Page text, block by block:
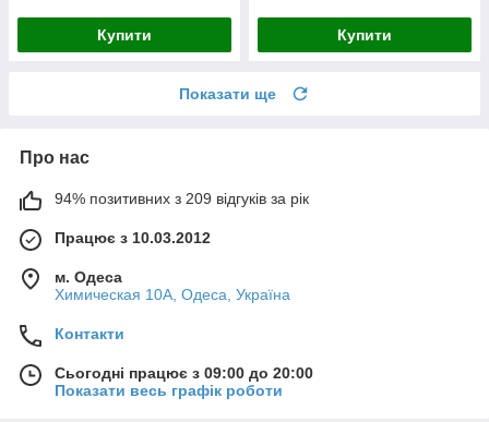
Купити Купити
Показати ще
Про нас
94% позитивних з 209 відгуків за рік
Працює з 10.03.2012
м. Одеса
Химическая 10А, Одеса, Україна
Контакти
Сьогодні працює з 09:00 до 20:00
Показати весь графік роботи